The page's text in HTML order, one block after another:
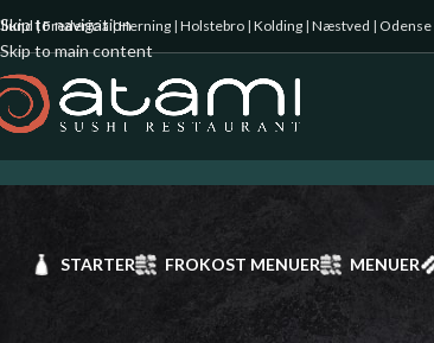
Skip to navigation
Skip to main content
|Fredericia|Herning | Holstebro | Kolding | Næstved | Odense
STARTER FROKOST MENUER MENUER
Forside